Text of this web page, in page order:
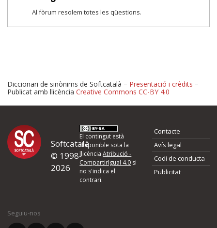
Al fòrum resolem totes les qüestions.
Proposeu-nos millores o
d'errors
Si heu trobat un error o voleu proposar alguna millora, ompliu els
quina és la millora que proposeu o l'error del qual voleu informar-
Diccionari de sinònims de Softcatalà – Presentació i crèdits –
Publicat amb llicència Creative Commons CC-BY 4.0
Softcatalà
© 1998-
2026
El contingut està
disponible sota la
llicènciaAtribució -
CompartirIgual 4.0 si
no s'indica el
contrari.
Contacte
Avís legal
Codi de conducta
Publicitat
Seguiu-nos